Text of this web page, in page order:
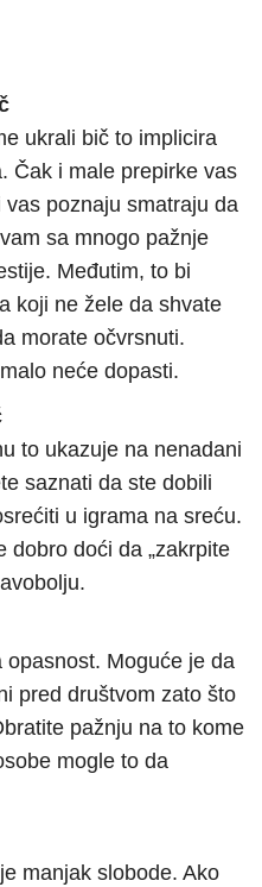
ukrali bič to implicira
Čak i male prepirke vas
poznaju smatraju da
sa mnogo pažnje
Međutim, to bi
koji ne žele da shvate
morate očvrsnuti.
neće dopasti.
to ukazuje na nenadani
saznati da ste dobili
u igrama na sreću.
dobro doći da „zakrpite
Moguće je da
pred društvom zato što
pažnju na to kome
mogle to da
manjak slobode. Ako